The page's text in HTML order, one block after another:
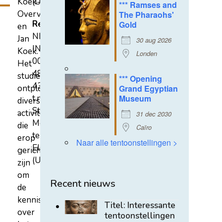
*** Ramses and
The Pharaohs'
Gold
30 aug 2026
Londen
*** Opening
Grand Egyptian
Museum
31 dec 2030
Caïro
Naar alle tentoonstellingen >
Recent nieuws
Titel: Interessante
tentoonstellingen
Overvest
en
Jan
Koek.
Het
studiecentrum
ontplooit
diverse
activiteiten
die
erop
gericht
zijn
om
de
kennis
over
Rekeningnummer
NL31
INGB
0007
4852
43
t.n.v.
Stichting
Mehen
te
Elst
(U)